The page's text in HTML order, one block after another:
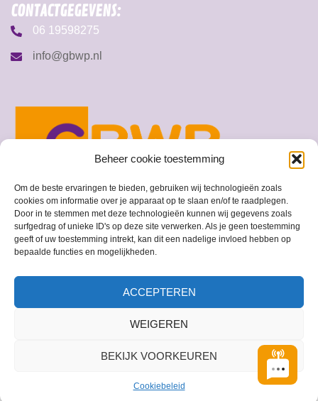
Beheer cookie toestemming
Om de beste ervaringen te bieden, gebruiken wij technologieën zoals
cookies om informatie over je apparaat op te slaan en/of te raadplegen.
Door in te stemmen met deze technologieën kunnen wij gegevens zoals
surfgedrag of unieke ID's op deze site verwerken. Als je geen toestemming
geeft of uw toestemming intrekt, kan dit een nadelige invloed hebben op
bepaalde functies en mogelijkheden.
ACCEPTEREN
WEIGEREN
BEKIJK VOORKEUREN
Cookiebeleid
CONTACTGEGEVENS:
06 19598275
info@gbwp.nl
© 2026 GBWP